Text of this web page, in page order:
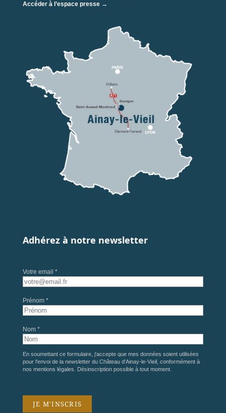
Accéder à l’espace presse →
Adhérez à notre newsletter
Votre email *
Prénom *
Nom *
En soumettant ce formulaire, j'accepte que mes données soient utilisées
pour l'envoi de la newsletter du Château d'Ainay-le-Vieil, conformément à
nos mentions légales . Désinscription possible à tout moment.